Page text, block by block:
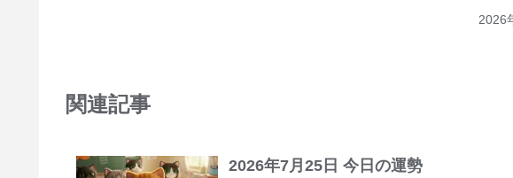
2026
関連記事
2026年7月25日 今日の運勢